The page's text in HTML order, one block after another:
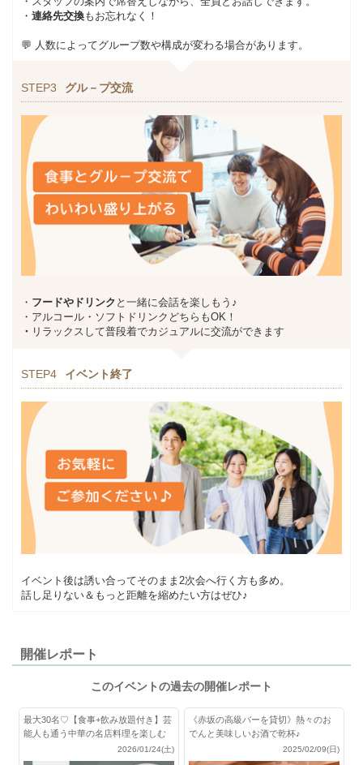
・ 連絡先交換もお忘れなく！
💬 人数によってグループ数や構成が変わる場合があります。
STEP3 グル－プ交流
・ フードやドリンク と一緒に会話を楽しもう♪
・アルコール・ソフトドリンクどちらもOK！
・ リラックスして普段着でカジュアルに交流ができます
STEP4 イベント終了
イベント後は誘い合ってそのまま2次会へ行く方も多め。
話し足りない＆もっと距離を縮めたい方はぜひ♪
開催レポート
このイベントの過去の開催レポート
最大30名♡【食事+飲み放題付き】芸
能人も通う中華の名店料理を楽しむ
2026/01/24(土)
《赤坂の高級バーを貸切》熱々のお
でんと美味しいお酒で乾杯♪
2025/02/09(日)